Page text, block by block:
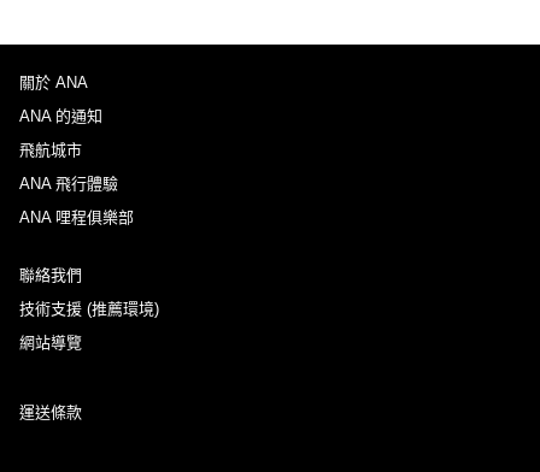
關於 ANA
ANA 的通知
飛航城市
ANA 飛行體驗
ANA 哩程俱樂部
聯絡我們
技術支援 (推薦環境)
網站導覽
運送條款